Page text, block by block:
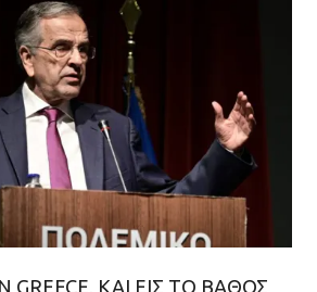
GREECE, ΚΑΙ ΕΙΣ ΤΟ ΒΑΘΟΣ